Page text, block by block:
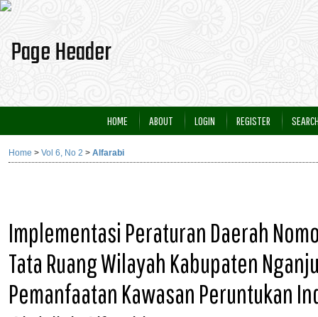
HOME ABOUT LOGIN REGISTER
Home > Vol 6, No 2 > Alfarabi
Implementasi Peraturan Daerah
Tata Ruang Wilayah Kabupaten
Pemanfaatan Kawasan Peruntukan